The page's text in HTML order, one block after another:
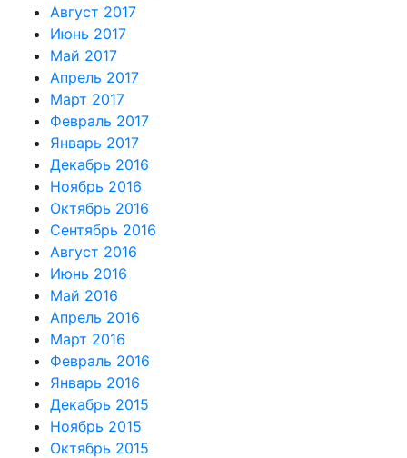
Август 2017
Июнь 2017
Май 2017
Апрель 2017
Март 2017
Февраль 2017
Январь 2017
Декабрь 2016
Ноябрь 2016
Октябрь 2016
Сентябрь 2016
Август 2016
Июнь 2016
Май 2016
Апрель 2016
Март 2016
Февраль 2016
Январь 2016
Декабрь 2015
Ноябрь 2015
Октябрь 2015